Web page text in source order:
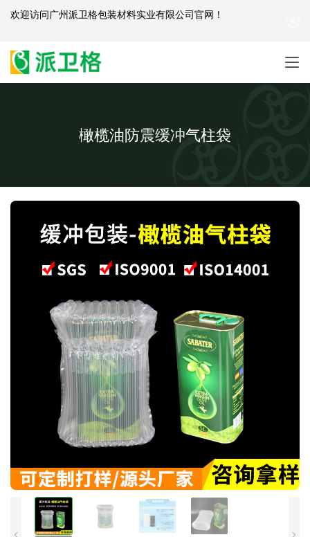
橄榄油防震缓冲气柱袋
欢迎访问广州派卫格包装材料实业有限公司官网 ！